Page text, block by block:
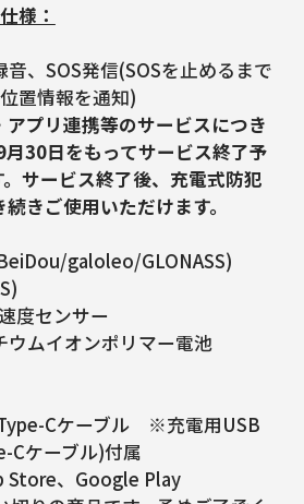
様：
、SOS発信(SOSを止めるまで
置情報を通知)
プリ連携等のサービスにつき
30日をもってサービス終了予
サービス終了後、充電式防犯
きご使用いただけます。
galoleo/GLONASS)
度センサー
ムイオンポリマー電池
Cケーブル ※充電用USB
Cケーブル)付属
Store、Google Play